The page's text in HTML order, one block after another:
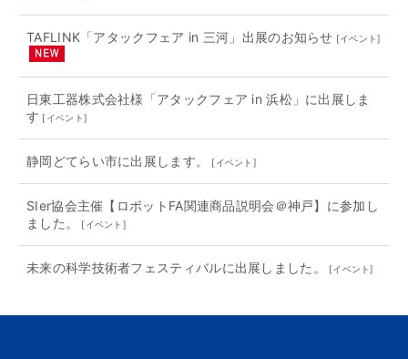
TAFLINK「アタックフェア in 三河」出展のお知らせ [イベント]
日東工器株式会社様「アタックフェア in 浜松」に出展しま
す [イベント]
静岡どてらい市に出展します。 [イベント ]
SIer協会主催【ロボットFA関連商品説明会＠神戸】に参加し
ました。
[イベント ]
未来の科学技術者フェスティバルに出展しました。 [イベント]